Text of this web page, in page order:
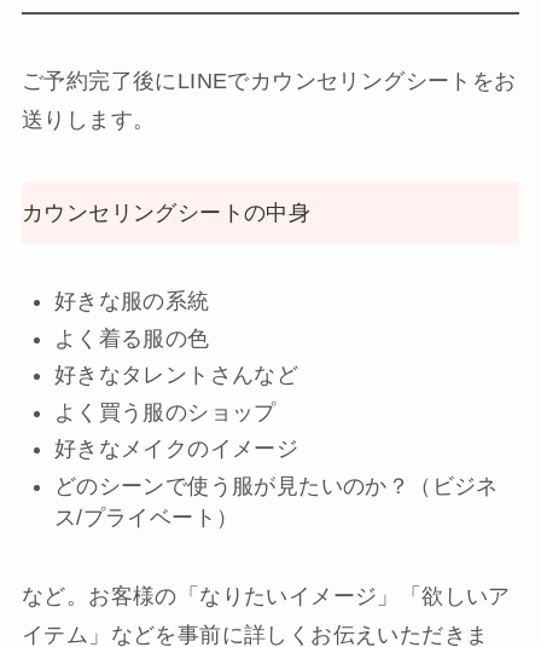
ご予約完了後にLINEでカウンセリングシートをお
送りします。
カウンセリングシートの中身
好きな服の系統
よく着る服の色
好きなタレントさんなど
よく買う服のショップ
好きなメイクのイメージ
どのシーンで使う服が見たいのか？（ビジネ
ス/プライベート）
など。お客様の「なりたいイメージ」「欲しいア
イテム」などを事前に詳しくお伝えいただきま